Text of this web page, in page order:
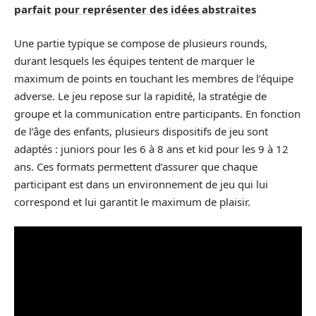
parfait pour représenter des idées abstraites
Une partie typique se compose de plusieurs rounds,
durant lesquels les équipes tentent de marquer le
maximum de points en touchant les membres de l’équipe
adverse. Le jeu repose sur la rapidité, la stratégie de
groupe et la communication entre participants. En fonction
de l’âge des enfants, plusieurs dispositifs de jeu sont
adaptés : juniors pour les 6 à 8 ans et kid pour les 9 à 12
ans. Ces formats permettent d’assurer que chaque
participant est dans un environnement de jeu qui lui
correspond et lui garantit le maximum de plaisir.